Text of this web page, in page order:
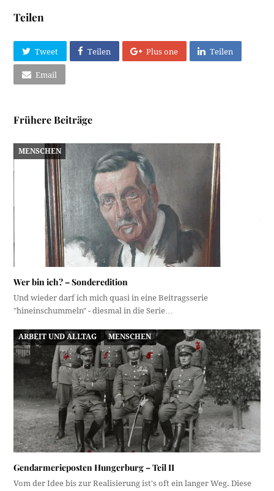
Teilen
Tweet Teilen Plus one Teilen
Email
Frühere Beiträge
MENSCHEN
Wer bin ich? – Sonderedition
Und wieder darf ich mich quasi in eine Beitragsserie
"hineinschummeln" - diesmal in die Serie…
ARBEIT UND ALLTAG MENSCHEN
Gendarmerieposten Hungerburg – Teil II
Vom der Idee bis zur Realisierung ist's oft ein langer Weg. Diese